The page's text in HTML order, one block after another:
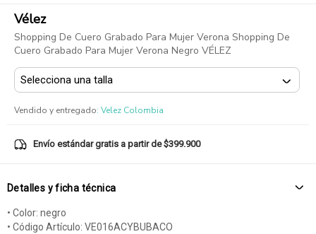
Vélez
Shopping De Cuero Grabado Para Mujer Verona Shopping De
Cuero Grabado Para Mujer Verona Negro VÉLEZ
Vendido y entregado: Velez Colombia
Envío estándar gratis a partir de $399.900
Detalles y ficha técnica
• Color: negro
• Código Artículo: VE016ACYBUBACO